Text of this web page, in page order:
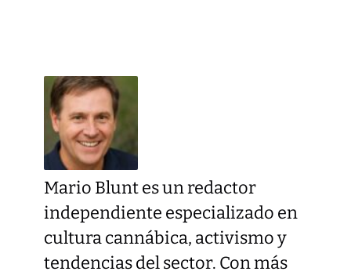
Mario Blunt es un redactor
independiente especializado en
cultura cannábica, activismo y
tendencias del sector. Con más